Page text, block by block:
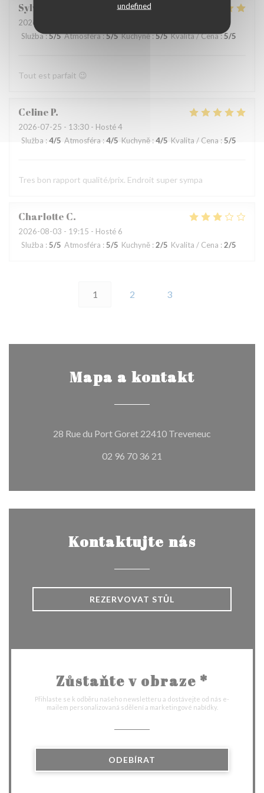
undefined
Sylvie
2026-08-06
Služba:5/5 Atmosféra:5/5 Kuchyně:5/5 Kvalita / Cena:5/5
Tout est parfait 😉
CelineP
2026-07-25 - 13:30 - Hosté 4
Služba : 4/5 Atmosféra : 4/5 Kuchyně : 4/5 Kvalita / Cena :5/5
Tres bon rapport qualité/prix. Endroit super sympa
Charlotte C
2026-08-03 - 19:15 - Hosté 6
Služba : 5/5 Atmosféra : 5/5 Kuchyně : 2/5 Kvalita / Cena : 2/5
1 2 3
Mapa a kontakt
28 Rue du Port Goret 22410 Treveneuc
02 96 70 36 21
Kontaktujte nás
REZERVOVAT STŮL
Zůstaňte v obraze *
Přihlaste se k odběru našeho newsletteru a dostávejte od nás e-
mailem personalizovaná sdělení a marketingové nabídky.
ODEBÍRAT